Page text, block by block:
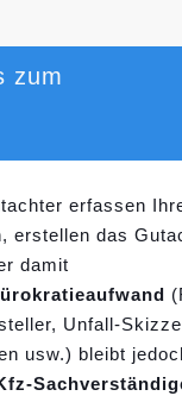
zum
erfassen
erstellen das
damit
Unfall-
usw.) bleibt